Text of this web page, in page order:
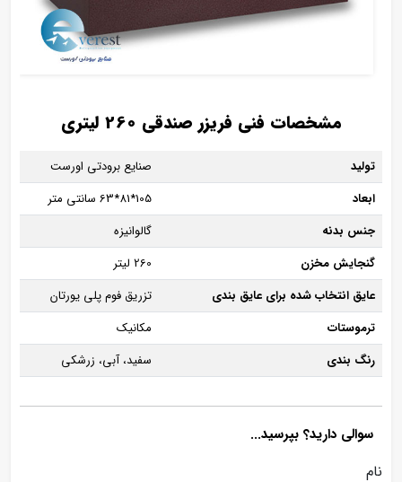
مشخصات فنی فریزر صندقی 260 لیتری
تولید
صنایع برودتی اورست
ابعاد
105*81*63 سانتی متر
جنس بدنه
گالوانیزه
گنجایش مخزن
260 لیتر
عایق انتخاب شده برای عایق بندی
تزریق فوم پلی یورتان
ترموستات
مکانیک
رنگ بندی
سفید، آبی، زرشکی
سوالی دارید؟ بپرسید...
نام